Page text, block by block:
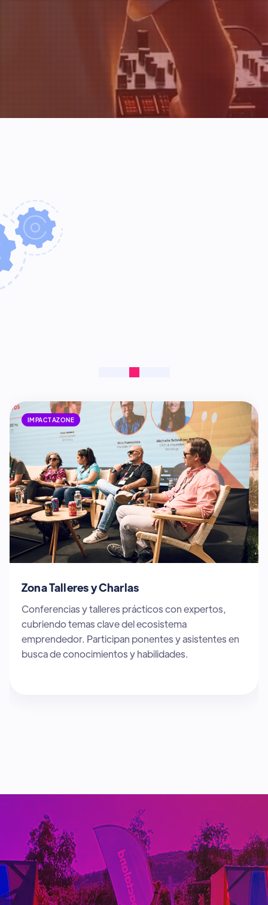
IMPACTAZONE
Zona Sponsors
Espacio dedicado a patrocinadores y socios
estratégicos que apoyan startups innovadoras.
Participan empresas y organizaciones clave que
buscan colaborar con el ecosistema emprendedor.